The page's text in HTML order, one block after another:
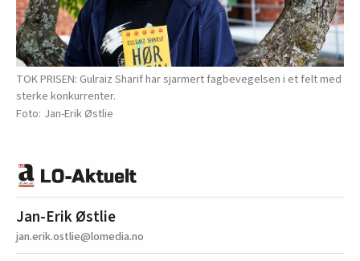
TOK PRISEN: Gulraiz Sharif har sjarmert fagbevegelsen i et felt med
sterke konkurrenter.
Jan-Erik Østlie
Jan-Erik Østlie
jan.erik.ostlie@lomedia.no